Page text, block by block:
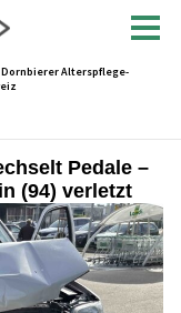
Pedale –
(94) verletzt